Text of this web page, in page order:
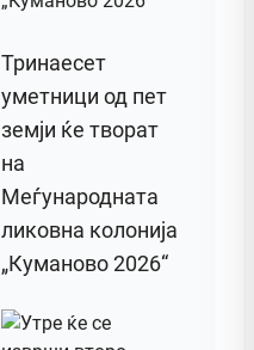
Тринаесет
уметници од пет
земји ќе творат
на
Меѓународната
ликовна колонија
„Куманово 2026“